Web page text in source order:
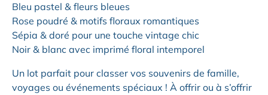
Bleu pastel & fleurs bleues
Rose poudré & motifs floraux romantiques
Sépia & doré pour une touche vintage chic
Noir & blanc avec imprimé floral intemporel
Un lot parfait pour classer vos souvenirs de famille,
voyages ou événements spéciaux ! À offrir ou à s’offrir